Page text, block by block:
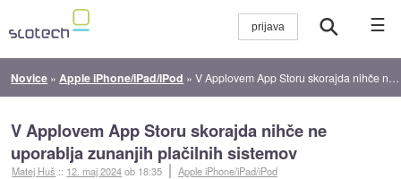
☰
Novice » Apple iPhone/iPad/iPod »V Applovem App Storu skorajda nihče ne uporablja zunanjih plačilnih sistemov
V Applovem App Storu skorajda nihče ne
uporablja zunanjih plačilnih sistemov
Matej Huš :: 12. maj 2024ob 18:35 Apple iPhone/iPad/iPod